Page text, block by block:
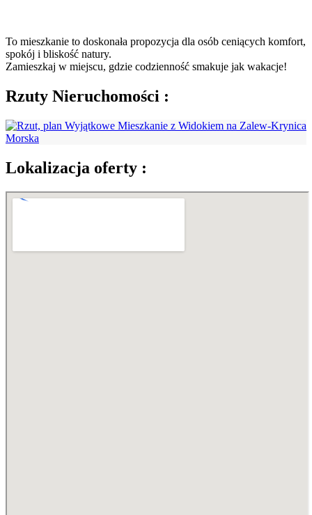
To mieszkanie to doskonała propozycja dla osób ceniących komfort,
spokój i bliskość natury.
Zamieszkaj w miejscu, gdzie codzienność smakuje jak wakacje!
Rzuty Nieruchomości :
Lokalizacja oferty :